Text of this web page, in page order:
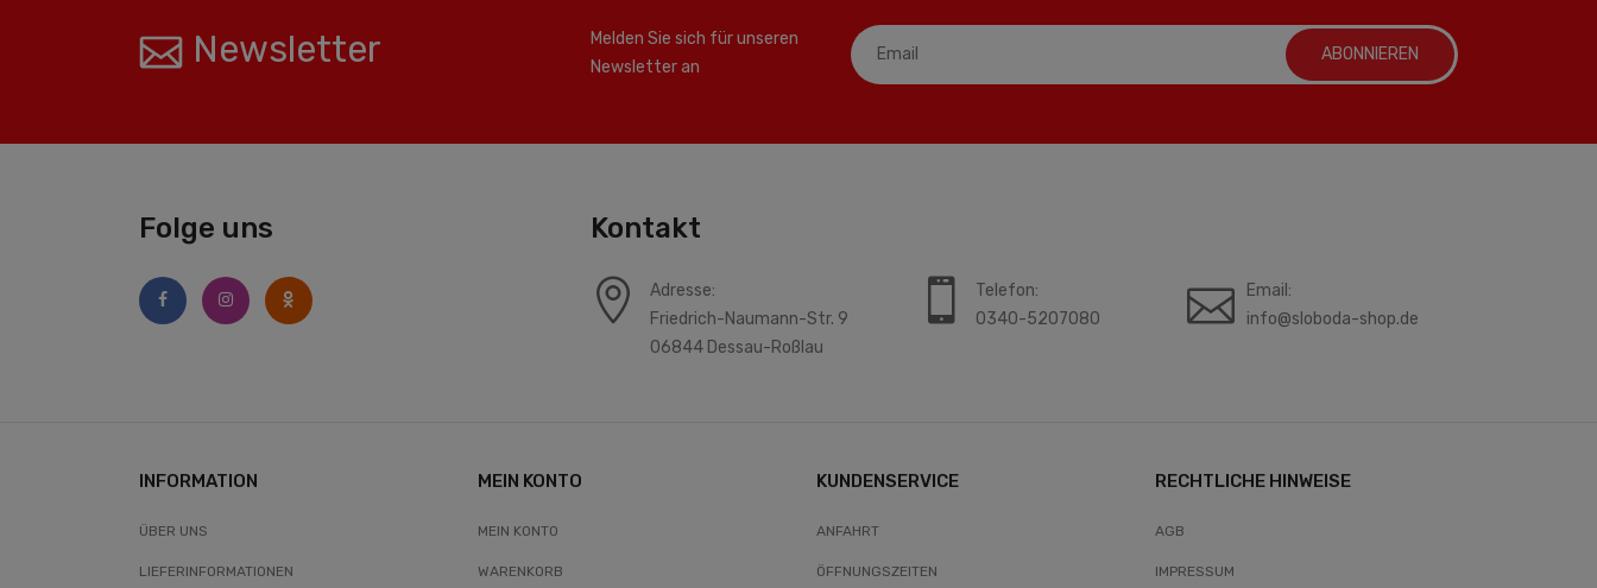
Newsletter
Melden Sie sich für unseren
Newsletter an
ABONNIEREN
Folge uns Kontakt
Adresse:
Friedrich-Naumann-Str. 9
06844 Dessau-Roßlau
Telefon:
0340-5207080
Email:
info@sloboda-shop.de
INFORMATION
ÜBER UNS
LIEFERINFORMATIONEN
MEIN KONTO
MEIN KONTO
WARENKORB
KUNDENSERVICE
ANFAHRT
ÖFFNUNGSZEITEN
RECHTLICHE HINWEISE
AGB
IMPRESSUM